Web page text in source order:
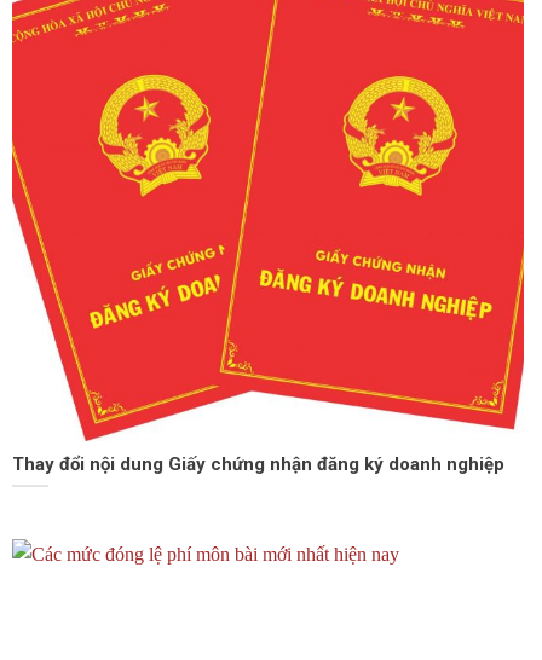
Thay đổi nội dung Giấy chứng nhận đăng ký doanh nghiệp